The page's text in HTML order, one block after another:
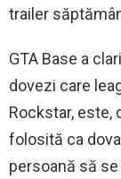
trailer
GTA Base a
dovezi care
Rockstar, este,
folosită ca
persoană să